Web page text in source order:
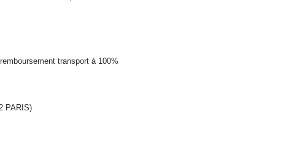
transport à 100%
PARIS)